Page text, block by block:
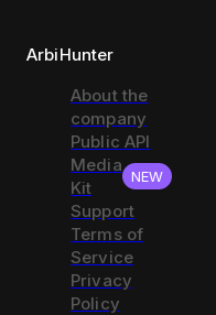
ArbiHunter
About the
company
Public API
Media
Kit
NEW
Support
Terms of
Service
Privacy
Policy